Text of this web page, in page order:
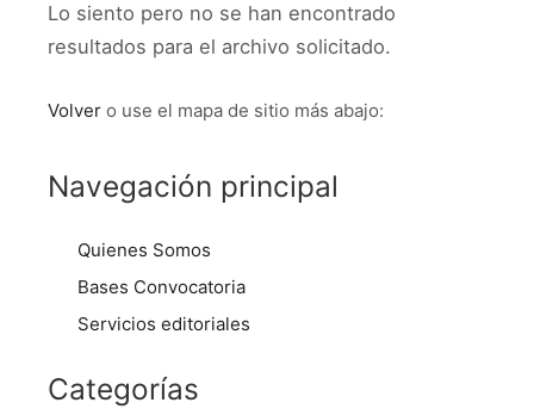
Lo siento pero no se han encontrado
resultados para el archivo solicitado.
Volver o use el mapa de sitio más abajo:
Navegación principal
Quienes Somos
Bases Convocatoria
Servicios editoriales
Categorías